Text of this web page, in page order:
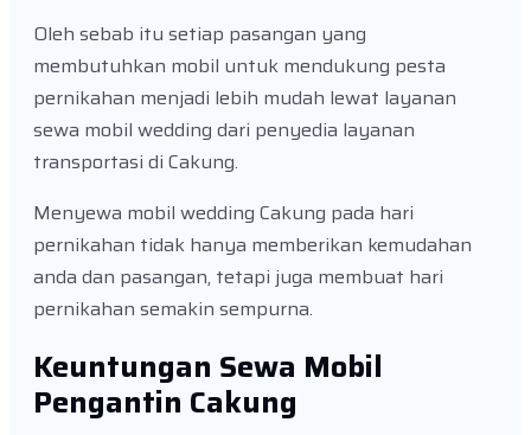
Oleh sebab itu setiap pasangan yang
membutuhkan mobil untuk mendukung pesta
pernikahan menjadi lebih mudah lewat layanan
sewa mobil wedding dari penyedia layanan
transportasi di Cakung.
Menyewa mobil wedding Cakung pada hari
pernikahan tidak hanya memberikan kemudahan
anda dan pasangan, tetapi juga membuat hari
pernikahan semakin sempurna.
Keuntungan Sewa Mobil
Pengantin Cakung